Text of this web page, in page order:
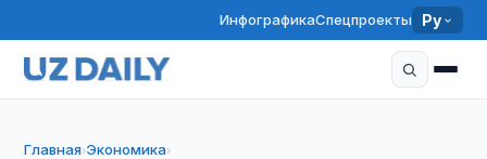
ИнфографикаСпецпроекты Ру
Главная›Экономика›